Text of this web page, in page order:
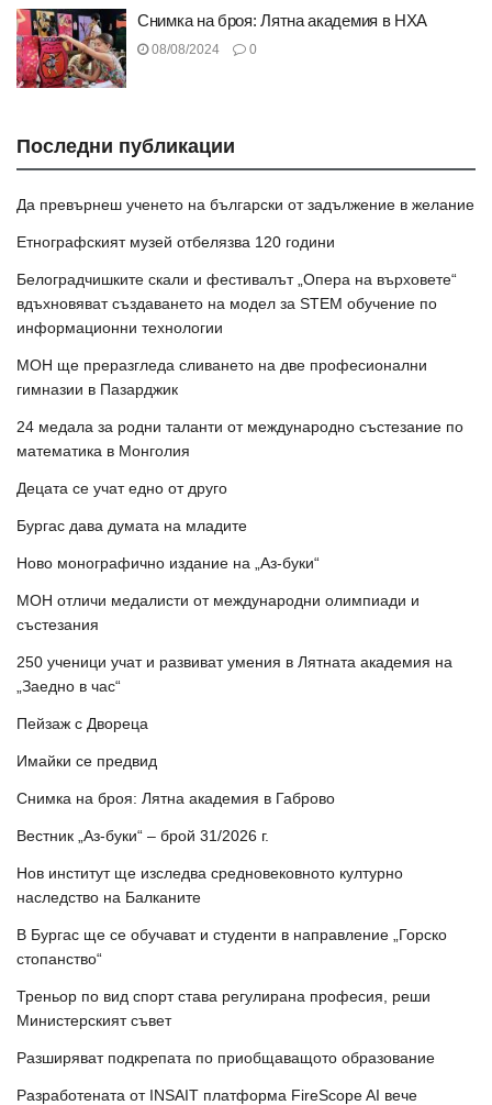
Снимка на броя: Лятна академия в НХА
08/08/2024 0
Последни публикации
Да превърнеш ученето на български от задължение в желание
Етнографският музей отбелязва 120 години
Белоградчишките скали и фестивалът „Опера на върховете“
вдъхновяват създаването на модел за STEM обучение по
информационни технологии
МОН ще преразгледа сливането на две професионални
гимназии в Пазарджик
24 медала за родни таланти от международно състезание по
математика в Монголия
Децата се учат едно от друго
Бургас дава думата на младите
Ново монографично издание на „Аз-буки“
МОН отличи медалисти от международни олимпиади и
състезания
250 ученици учат и развиват умения в Лятната академия на
„Заедно в час“
Пейзаж с Двореца
Имайки се предвид
Снимка на броя: Лятна академия в Габрово
Вестник „Аз-буки“ – брой 31/2026 г.
Нов институт ще изследва средновековното културно
наследство на Балканите
В Бургас ще се обучават и студенти в направление „Горско
стопанство“
Треньор по вид спорт става регулирана професия, реши
Министерският съвет
Разширяват подкрепата по приобщаващото образование
Разработената от INSAIT платформа FireScope AI вече